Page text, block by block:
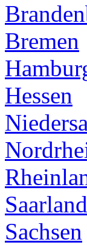
Bremen
Hessen
Saarland
Sachsen